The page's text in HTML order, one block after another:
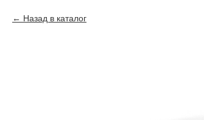
Назад в каталог